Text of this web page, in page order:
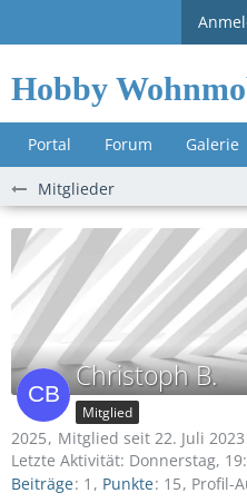
Hobby
Portal Forum Galerie
Mitglieder
Christoph B.
Mitglied
2025
Mitglied seit 22. Juli 2023
Letzte Aktivität: Donnerstag,
Beiträge 1 Punkte 15 Profil-